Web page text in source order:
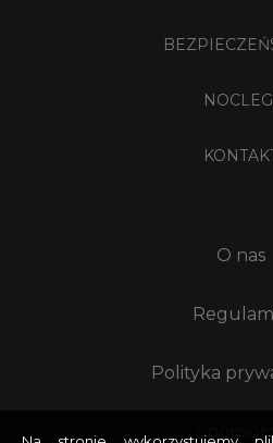
O nas
Polityka